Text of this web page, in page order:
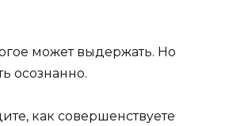
мoжeт выдepжaть. Ho
ocoзнaннo.
кaк coвepшeнcтвyeтe